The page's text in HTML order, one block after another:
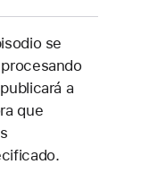
se
a
que